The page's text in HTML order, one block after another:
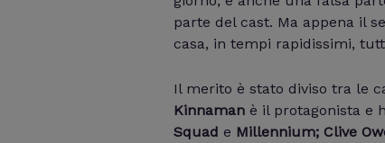
parte del cast. Ma appena il
casa, in tempi rapidissimi,
Il merito è stato diviso tra le
Kinnaman è il protagonista e
Squad e Millennium; Clive